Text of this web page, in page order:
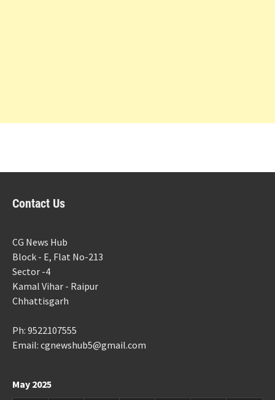
Contact Us
CG News Hub
Block - E, Flat No-213
Sector -4
Kamal Vihar - Raipur
Chhattisgarh
Ph: 9522107555
Email: cgnewshub5@gmail.com
May 2025